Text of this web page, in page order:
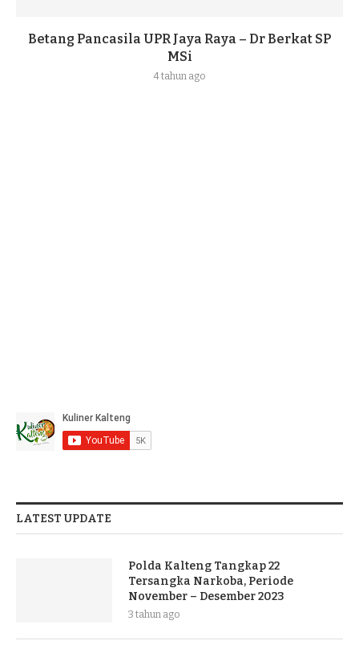
Betang Pancasila UPR Jaya Raya – Dr Berkat SP
MSi
4 tahun ago
LATEST UPDATE
Polda Kalteng Tangkap 22
Tersangka Narkoba, Periode
November – Desember 2023
3 tahun ago